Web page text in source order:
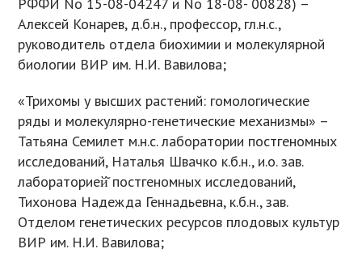
РФФИ No 15-08-04247 и No 18-08- 00828) –
Алексей Конарев, д.б.н., профессор, гл.н.с.,
руководитель отдела биохимии и молекулярной
биологии ВИР им. Н.И. Вавилова;
«Трихомы у высших растений: гомологические
ряды и молекулярно-генетические механизмы» –
Татьяна Семилет м.н.с. лаборатории постгеномных
исследований, Наталья Швачко к.б.н., и.о. зав.
лабораторией̆ постгеномных исследований,
Тихонова Надежда Геннадьевна, к.б.н., зав.
Отделом генетических ресурсов плодовых культур
ВИР им. Н.И. Вавилова;